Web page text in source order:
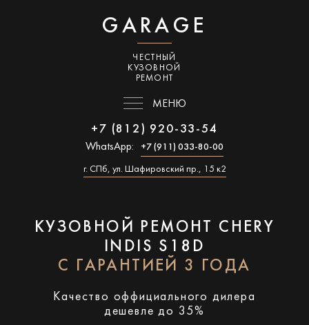
GARAGE
ЧЕСТНЫЙ
КУЗОВНОЙ
РЕМОНТ
МЕНЮ
+7 (812) 920-33-54
WhatsApp: +7 (911) 033-80-00
г. СПб, ул. Шафировский пр., 15 к2
КУЗОВНОЙ РЕМОНТ CHERY
INDIS S18D
С ГАРАНТИЕЙ 3 ГОДА
Качество оффициального дилера
дешевле до 35%